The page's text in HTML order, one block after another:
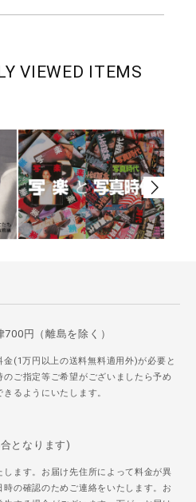
VIEWED ITEMS
円（離島を除く）
(1万円以上の送料無料適用外)が必要と
ご指定等ご希望がございましたら予め
るようにいたします。
となります)
ます。お届け先住所によって料金が異
の確認のためご連絡をいたします。お